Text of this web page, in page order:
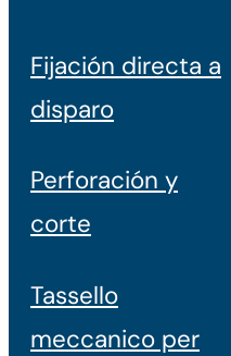
Fijación directa a
disparo
Perforación y
corte
Tassello
meccanico per